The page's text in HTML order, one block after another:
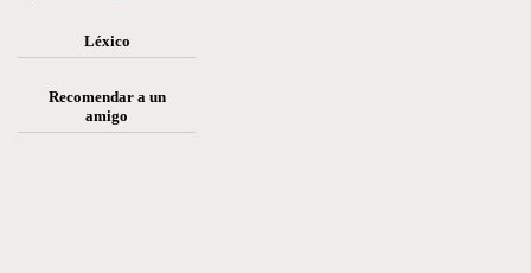
Léxico
Recomendar a un
amigo